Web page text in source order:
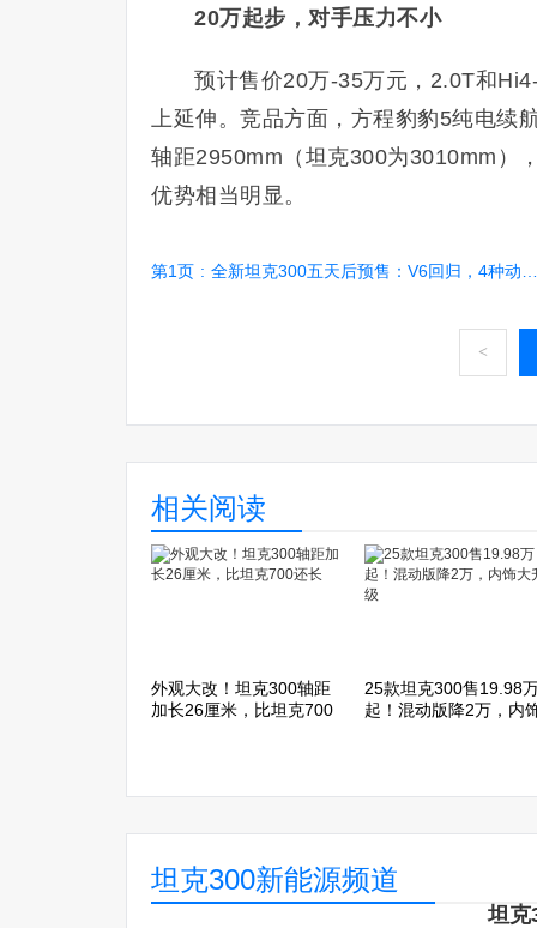
20万起步，对手压力不小
预计售价20万-35万元，2.0T和
上延伸。竞品方面，方程豹豹5纯电续
轴距2950mm（坦克300为3010mm）
优势相当明显。
第1页 : 全新坦克300五天后预售：V6回归，4种动力全覆盖
<
相关阅读
外观大改！坦克300轴距
加长26厘米，比坦克700
25款坦克300售19.98
起！混动版降2万，内
坦克300新能源频道
坦克